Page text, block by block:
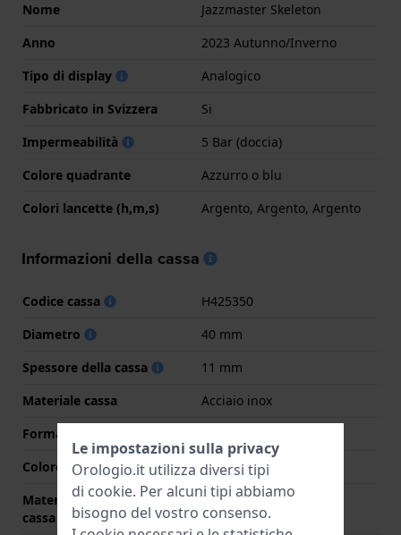
Nome
Jazzmaster Skeleton
Anno
2023 Autunno/Inverno
Tipo di display
Analogico
Fabbricato in Svizzera
Si
Impermeabilità
5 Bar (doccia)
Colore quadrante
Azzurro o blu
Colori lancette (h,m,s)
Argento, Argento, Argento
Informazioni della cassa
Codice cassa
H425350
Diametro
40 mm
Spessore della cassa
11 mm
Materiale cassa
Acciaio inox
Forma della cassa
Colore della cassa
Argento
Materiale del retro della
cassa
Acciaio inox
Le impostazioni sulla privacy
Orologio.it utilizza diversi tipi
di cookie. Per alcuni tipi abbiamo
bisogno del vostro consenso.